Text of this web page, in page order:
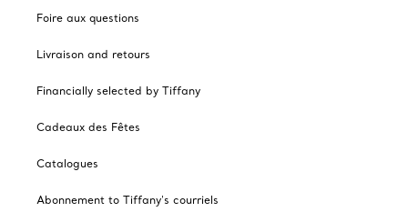
Foire aux questions
Livraison and retours
Financially selected by Tiffany
Cadeaux des Fêtes
Catalogues
Abonnement to Tiffany's courriels